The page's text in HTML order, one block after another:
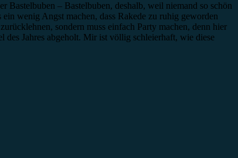
– Bastelbuben, deshalb, weil niemand so schön
wenig Angst machen, dass Rakede zu ruhig geworden
sondern muss einfach Party machen, denn hier
des Jahres abgeholt. Mir ist völlig schleierhaft, wie diese